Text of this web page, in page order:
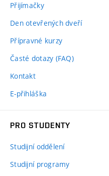
Přijímačky
Den otevřených dveří
Přípravné kurzy
Časté dotazy (FAQ)
Kontakt
E-přihláška
PRO STUDENTY
Studijní oddělení
Studijní programy